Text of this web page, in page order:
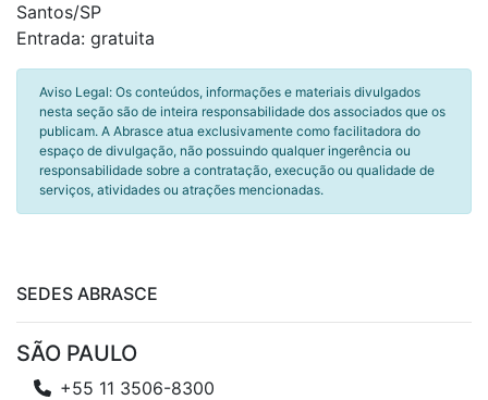
Santos/SP
Entrada: gratuita
Aviso Legal: Os conteúdos, informações e materiais divulgados
nesta seção são de inteira responsabilidade dos associados que os
publicam. A Abrasce atua exclusivamente como facilitadora do
espaço de divulgação, não possuindo qualquer ingerência ou
responsabilidade sobre a contratação, execução ou qualidade de
serviços, atividades ou atrações mencionadas.
SEDES ABRASCE
SÃO PAULO
+55 11 3506-8300